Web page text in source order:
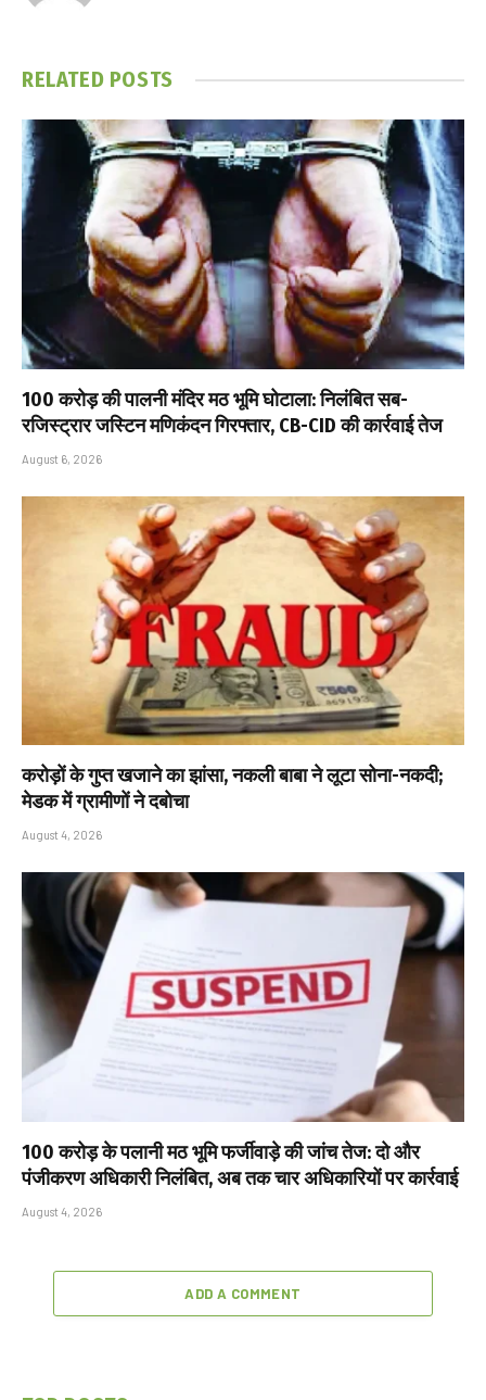
RELATED POSTS
₹100 करोड़ की पालनी मंदिर मठ भूमि घोटाला: निलंबित सब-
रजिस्ट्रार जस्टिन मणिकंदन गिरफ्तार, CB-CID की कार्रवाई तेज
August 6, 2026
करोड़ों के गुप्त खजाने का झांसा, नकली बाबा ने लूटा सोना-नकदी;
मेडक में ग्रामीणों ने दबोचा
August 4, 2026
₹100 करोड़ के पलानी मठ भूमि फर्जीवाड़े की जांच तेज: दो और
पंजीकरण अधिकारी निलंबित, अब तक चार अधिकारियों पर कार्रवाई
August 4, 2026
ADD A COMMENT